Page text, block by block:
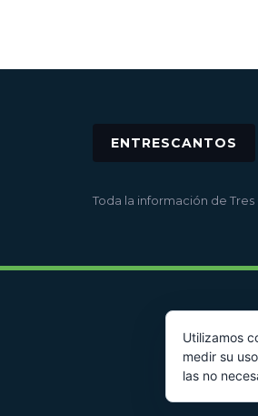
ENTRESCANTOS
Toda la información de Tres
Utilizamos
medir su
las no